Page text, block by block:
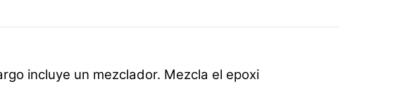
incluye un mezclador. Mezcla el epoxi